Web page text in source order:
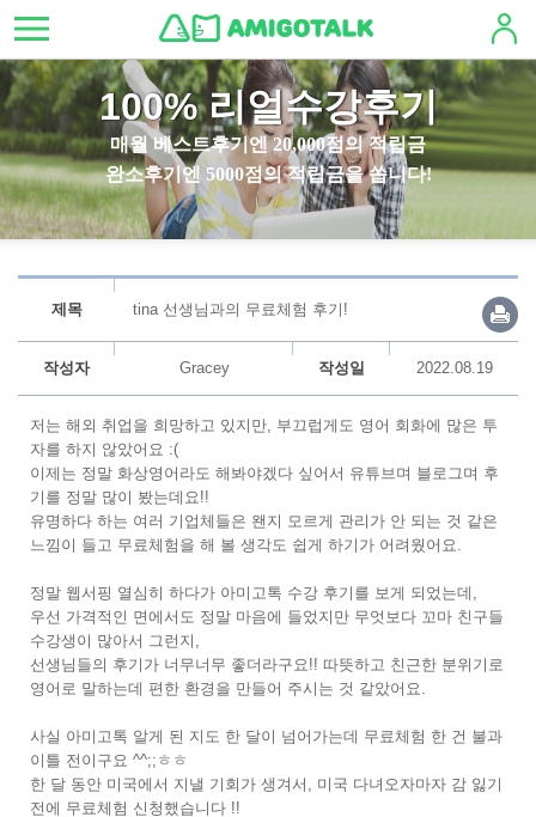
100% 리얼수강후기
매월 베스트후기엔 20,000점의 적립금
완소후기엔 5000점의 적립금을 쏩니다!
제목 tina 선생님과의 무료체험 후기!
작성자 Gracey 작성일 2022.08.19
저는 해외 취업을 희망하고 있지만, 부끄럽게도 영어 회화에 많은 투
자를 하지 않았어요 :(
이제는 정말 화상영어라도 해봐야겠다 싶어서 유튜브며 블로그며 후
기를 정말 많이 봤는데요!!
유명하다 하는 여러 기업체들은 왠지 모르게 관리가 안 되는 것 같은
느낌이 들고 무료체험을 해 볼 생각도 쉽게 하기가 어려웠어요.
정말 웹서핑 열심히 하다가 아미고톡 수강 후기를 보게 되었는데,
우선 가격적인 면에서도 정말 마음에 들었지만 무엇보다 꼬마 친구들
수강생이 많아서 그런지,
선생님들의 후기가 너무너무 좋더라구요!! 따뜻하고 친근한 분위기로
영어로 말하는데 편한 환경을 만들어 주시는 것 같았어요.
사실 아미고톡 알게 된 지도 한 달이 넘어가는데 무료체험 한 건 불과
이틀 전이구요 ^^;;ㅎㅎ
한 달 동안 미국에서 지낼 기회가 생겨서, 미국 다녀오자마자 감 잃기
전에 무료체험 신청했습니다 !!